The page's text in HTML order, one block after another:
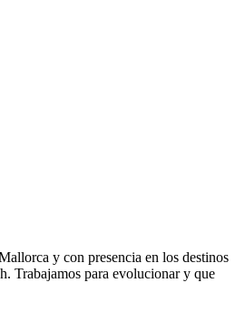
y con presencia en los destinos
Trabajamos para evolucionar y que